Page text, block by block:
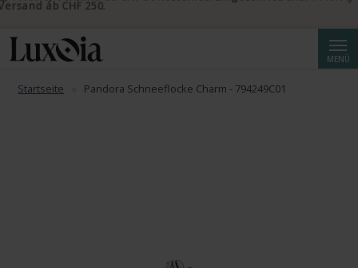
MENÜ
Startseite Pandora Schneeflocke Charm - 794249C01
📦 Priority Versand ab CHF 50 kostenlos. Eingeschriebener Priority